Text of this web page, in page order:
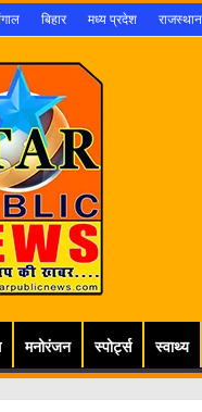
बिहार मध्य प्रदेश राजस्थान
मनोरंजन स्पोर्ट्स स्वाथ्य